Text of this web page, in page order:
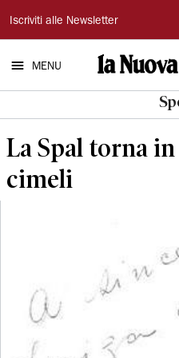
La
Nuova
Ferrara
Iscriviti alle Newsletter
MENU
La Spal torna
cimeli